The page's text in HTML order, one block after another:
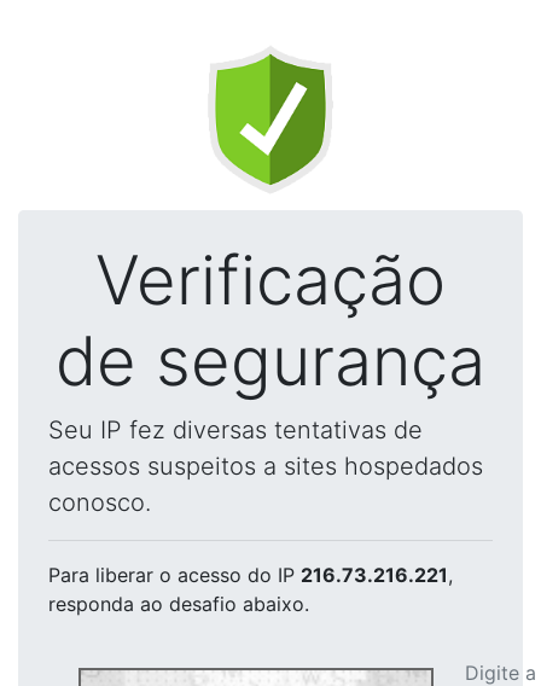
Verificação
de segurança
Seu IP fez diversas tentativas de
acessos suspeitos a sites hospedados
conosco.
Para liberar o acesso do IP 216.73.216.221,
responda ao desafio abaixo.
Digite